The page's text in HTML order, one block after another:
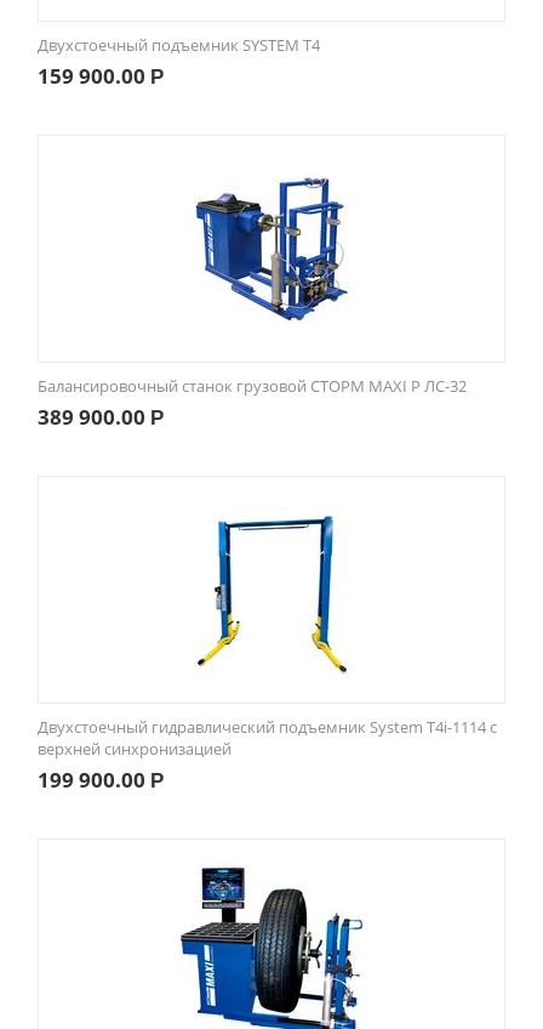
Двухстоечный подъемник SYSTEM T4
159 900.00 Р
Балансировочный станок грузовой СТОРМ MAXI P ЛС-32
389 900.00 Р
Двухстоечный гидравлический подъемник System T4i-1114 с
верхней синхронизацией
199 900.00 Р